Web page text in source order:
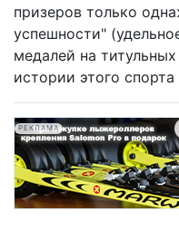
призеров только
успешности"
медалей на
истории этого спорта
РЕКЛАМА